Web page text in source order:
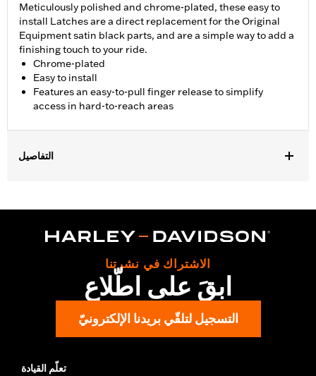
Meticulously polished and chrome-plated, these easy to
install Latches are a direct replacement for the Original
Equipment satin black parts, and are a simple way to add a
finishing touch to your ride.
Chrome-plated
Easy to install
Features an easy-to-pull finger release to simplify
access in hard-to-reach areas
التفاصيل
uprights and '25-later FLTRXRRSE). FLTRXSTSE models require
the additional purchase of Detachable Conversion Hardware Kit
P/N 54000383. '24 FLTRXSTSE requires separate purchase of
P/N 54000383A hardware kit. '25-later FLTRXSTSE and '26-
later FLHXSTSE require separate purchase of P/N 54000337
hardware kit.
Installation Instructions
Mounting Style:Detachable
Material:Aluminum
الاشتراك في نشرتنا
ابقَ على اطّلاع
التسجيل لتلقّي بريدنا الإلكترونيّ
تعلّم القيادة